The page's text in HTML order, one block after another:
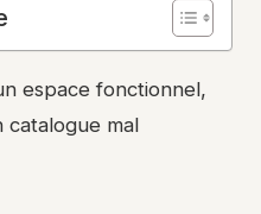
espace fonctionnel,
catalogue mal